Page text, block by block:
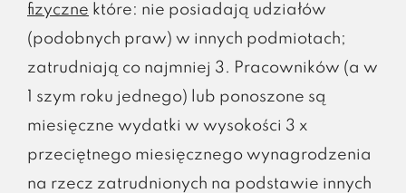
fizyczne które: nie posiadają udziałów
(podobnych praw) w innych podmiotach;
zatrudniają co najmniej 3. Pracowników (a w
1 szym roku jednego) lub ponoszone są
miesięczne wydatki w wysokości 3 x
przeciętnego miesięcznego wynagrodzenia
na rzecz zatrudnionych na podstawie innych